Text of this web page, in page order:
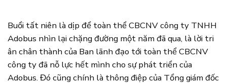
Buổi tất niên là dịp để toàn thể CBCNV công ty TNHH
Adobus nhìn lại chặng đường một năm đã qua, là lời tri
ân chân thành của Ban lãnh đạo tới toàn thể CBCNV
công ty đã nỗ lực hết mình cho sự phát triển của
Adobus. Đó cũng chính là thông điệp của Tổng giám đốc